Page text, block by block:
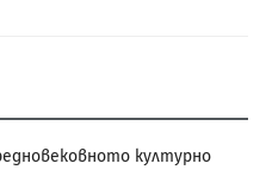
културно